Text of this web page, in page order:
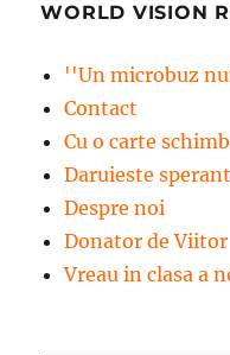
WORLD VISION
''Un microbuz
Contact
Cu o carte
Daruieste
Despre noi
Donator de Viitor
Vreau in clasa a